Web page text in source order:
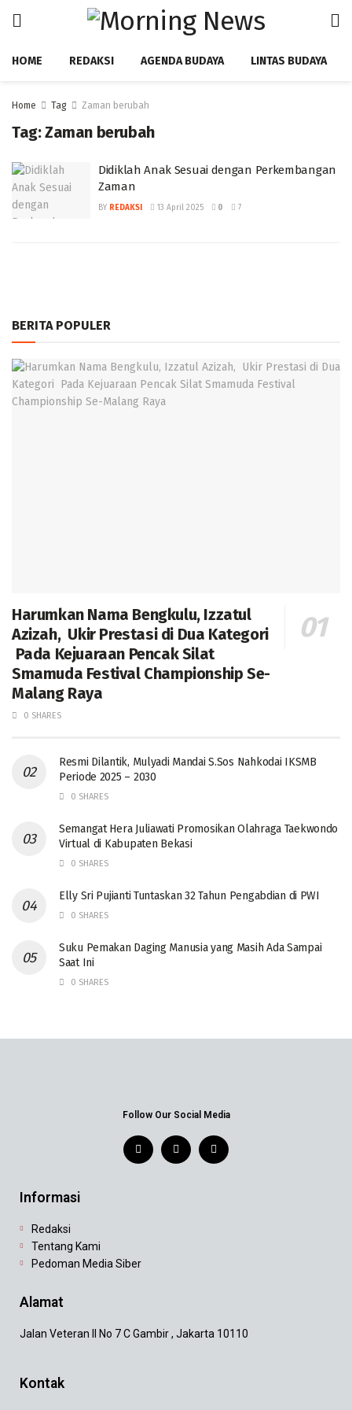
HOME REDAKSI AGENDA BUDAYA LINTAS BUDAYA
Home Tag Zaman berubah
Tag:Zaman berubah
Didiklah Anak Sesuai dengan Perkembangan
Zaman ‎
BY REDAKSI 13 April 2025 0 7
BERITA POPULER
Harumkan Nama Bengkulu, Izzatul
Azizah, Ukir Prestasi di Dua Kategori
Pada Kejuaraan Pencak Silat
Smamuda Festival Championship Se-
Malang Raya
0 SHARES
Resmi Dilantik, Mulyadi Mandai S.Sos Nahkodai IKSMB
Periode 2025 – 2030
0 SHARES
Semangat Hera Juliawati Promosikan Olahraga Taekwondo
Virtual di Kabupaten Bekasi
0 SHARES
Elly Sri Pujianti Tuntaskan 32 Tahun Pengabdian di PWI
0 SHARES
‎Suku Pemakan Daging Manusia yang Masih Ada Sampai
Saat Ini
0 SHARES
Follow Our Social Media
Informasi
Redaksi
Tentang Kami
Pedoman Media Siber
Alamat
Jalan Veteran II No 7 C Gambir , Jakarta 10110
Kontak